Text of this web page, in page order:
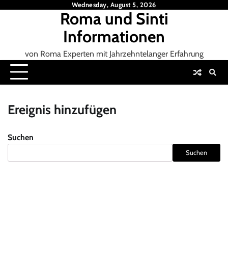
Wednesday, August 5, 2026
Roma und Sinti
Informationen
von Roma Experten mit Jahrzehntelanger Erfahrung
Ereignis hinzufügen
Suchen
Suchen